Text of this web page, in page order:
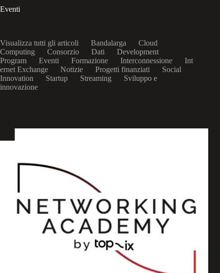
Eventi
Visualizza tutti gli articoli Bandalarga
Cloud
Computing
Consorzio Dati
Development
Program
Eventi Formazione Interconnessione
Int
ernet Exchange
Notizie Progetti finanziati
Social
Innovation
Startup Streaming
Sviluppo e
innovazione